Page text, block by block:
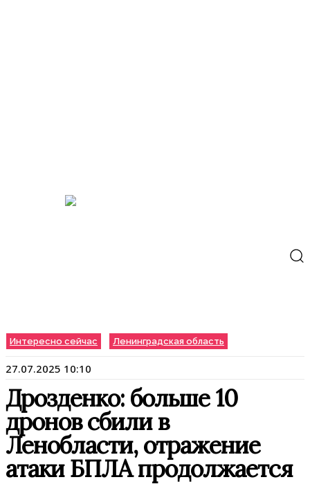
Интересно сейчас Ленинградская область
27.07.2025 10:10
Дрозденко: больше 10
дронов сбили в
Ленобласти, отражение
атаки БПЛА продолжается